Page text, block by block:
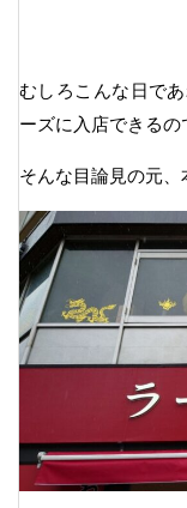
むしろこんな日で
ーズに入店できるの
そんな目論見の元